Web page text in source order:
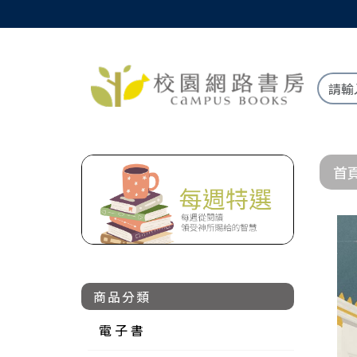
商品分類
電 子 書
首